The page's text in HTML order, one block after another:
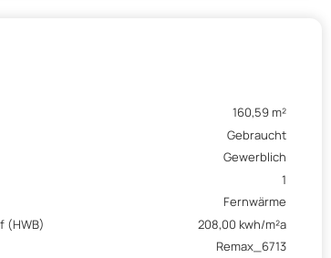
160,59 m²
Gebraucht
Gewerblich
1
Fernwärme
(HWB)
208,00 kwh/m²a
Remax_6713